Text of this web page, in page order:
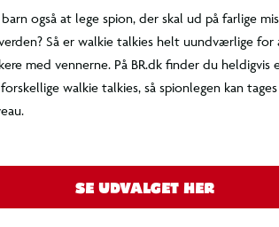
barn også at lege spion, der skal ud på
for at redde verden? Så er walkie
for at kommunikere med vennerne.
heldigvis et bredt udvalg af forskellige
SE UDVALGET HER